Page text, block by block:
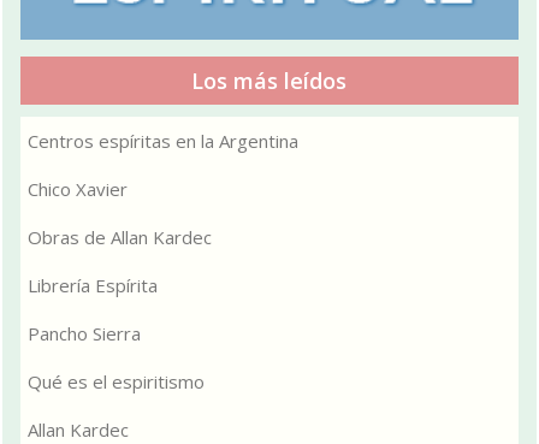
Los más leídos
Centros espíritas en la Argentina
Chico Xavier
Obras de Allan Kardec
Librería Espírita
Pancho Sierra
Qué es el espiritismo
Allan Kardec